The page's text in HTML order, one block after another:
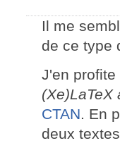
Il me
de ce type
J'en
(Xe)LaTeX
CTAN. En
deux